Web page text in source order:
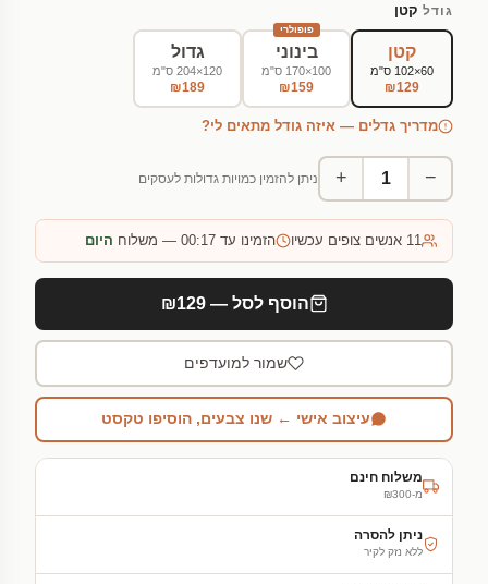
גודל קטן
קטן
60×102 ס"מ
₪129
פופולרי
בינוני
100×170 ס"מ
₪159
גדול
120×204 ס"מ
₪189
מדריך גדלים — איזה גודל מתאים לי?
−
+ ניתן להזמין כמויות גדולות לעסקים
11 אנשים צופים עכשיו הזמינו עד 00:17 — משלוח היום
הוסף לסל — ₪129
שמור למועדפים
עיצוב אישי ← שנו צבעים, הוסיפו טקסט
משלוח חינם
מ-₪300
ניתן להסרה
ללא נזק לקיר